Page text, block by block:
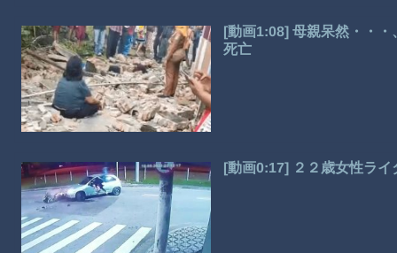
[動画1:08] 母親呆然・・
死亡
[動画0:17] ２２歳女性ラ